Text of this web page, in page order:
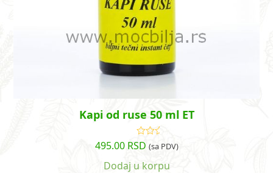
Kapi od ruse 50 ml ET
Ocenjeno
sa5.00od
495.00 RSD (sa PDV)
Dodaj u korpu